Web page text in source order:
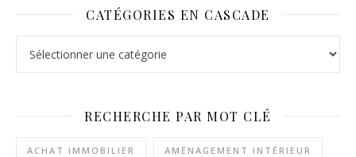
CATÉGORIES EN CASCADE
RECHERCHE PAR MOT CLÉ
ACHAT IMMOBILIER AMÉNAGEMENT INTÉRIEUR